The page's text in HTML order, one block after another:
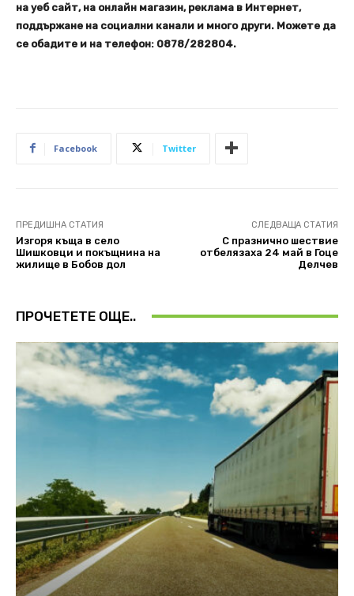
на уеб сайт, на онлайн магазин, реклама в Интернет,
поддържане на социални канали и много други. Можете да
се обадите и на телефон: 0878/282804.
Facebook Twitter
ПРЕДИШНА СТАТИЯ
Изгоря къща в село
Шишковци и покъщнина на
жилище в Бобов дол
СЛЕДВАЩА СТАТИЯ
С празнично шествие
отбелязаха 24 май в Гоце
Делчев
ПРОЧЕТЕТЕ ОЩЕ..